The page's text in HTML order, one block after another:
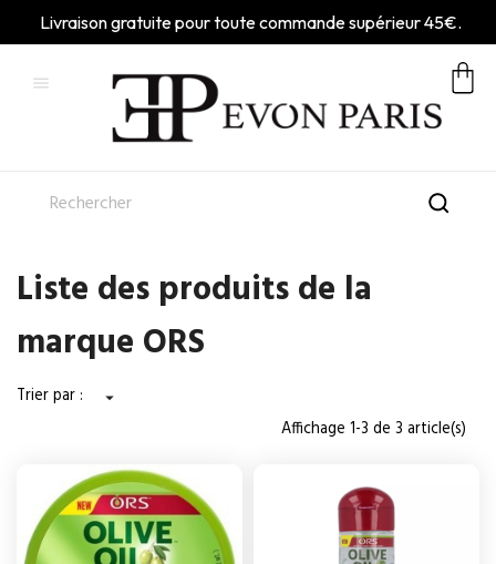
Livraison gratuite pour toute commande supérieur 45€.

Liste des produits de la
marque ORS
Trier par : 
Affichage 1-3 de 3 article(s)